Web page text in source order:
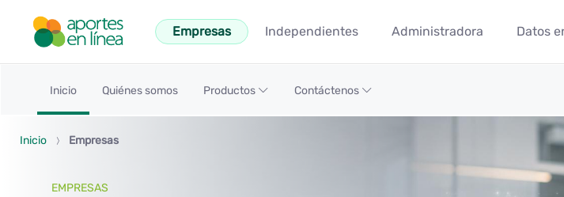
メインコンテンツにスキップ
Empresas
Independientes Administradora Datos
Inicio - Aportes en Línea
Inicio Quiénes somos Productos Contáctenos
EMPRESAS
Inicio Empresas